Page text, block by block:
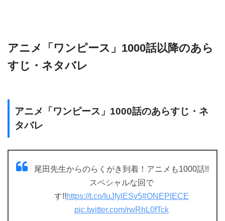
アニメ「ワンピース」1000話以降のあら
すじ・ネタバレ
アニメ「ワンピース」1000話のあらすじ・ネ
タバレ
尾田先生からのらくがき到着！アニメも1000話!!
スペシャルな回で
す!!https://t.co/IuJfylESv5#ONEPIECE
pic.twitter.com/rwRhL0fTck